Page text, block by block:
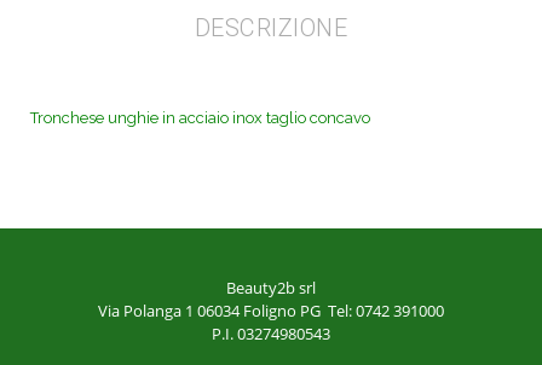
DESCRIZIONE
Tronchese unghie in acciaio inox taglio concavo
Beauty2b srl
Via Polanga 1 06034 Foligno PG Tel: 0742 391000
P.I. 03274980543